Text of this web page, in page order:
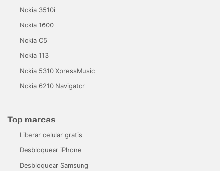
Nokia 3510i
Nokia 1600
Nokia C5
Nokia 113
Nokia 5310 XpressMusic
Nokia 6210 Navigator
Top marcas
Liberar celular gratis
Desbloquear iPhone
Desbloquear Samsung